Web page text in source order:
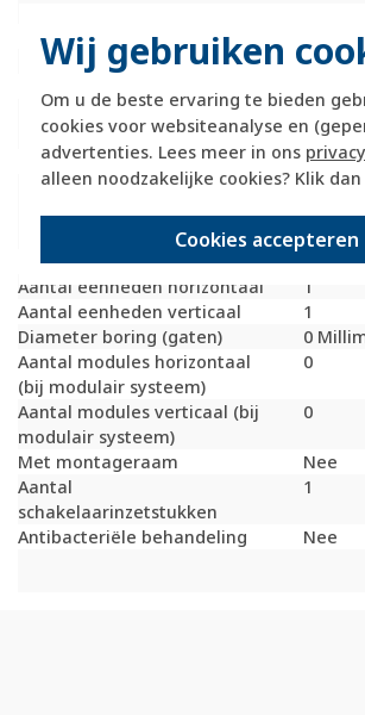
Wij gebruiken
Om u de beste ervaring te bieden
cookies voor websiteanalyse en
advertenties. Lees meer in ons
alleen noodzakelijke cookies? Klik dan
Cookies accepteren
Transparant
Uitvoering oppervlakte
Mat
Geschikt voor
inbouwinstallatie (stucwerk)
Ja
Bondige uitvoering
Nee
Geschikt voor
inbouwinstallatie (geen
Ja
Inbouwmontage (stucwerk)
Ja
Aantal eenheden horizontaal
1
Aantal eenheden verticaal
1
Diameter boring (gaten)
0
Aantal modules horizontaal
(bij modulair systeem)
0
Aantal modules verticaal (bij
modulair systeem)
0
Met montageraam
Nee
Aantal
schakelaarinzetstukken
1
Antibacteriële behandeling Nee